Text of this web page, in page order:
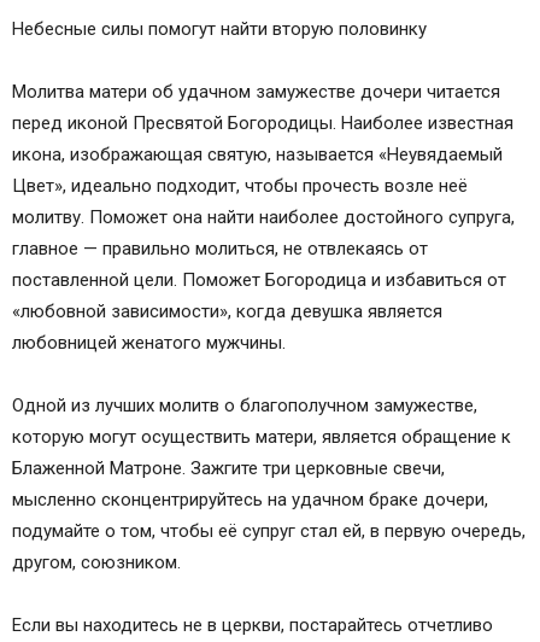
О СУПРУЖЕСТВЕ И ПОХОТИ
Молитва девицы о замужестве
Молитва о хороших женихах святой
Параскеве-Пятнице
Радость по поводу хороших вестей о
фессалоникийцах и молитва Павла
Желайте хороших детей!
25. И сказал Иосиф фараону: сон фараонов
один: что Бог сделает, то Он возвестил
и семь колосьев хороших, это семь лет: сон
один; 27. и семь коров тощих и худых,
вышедших после тех, это семь лет, также и
семь колосьев тощих и иссушенных
восточным ветром,
Молитва девицы о супружестве
Небесные силы помогут найти вторую половинку
Молитва матери об удачном замужестве дочери читается
перед иконой Пресвятой Богородицы. Наиболее известная
икона, изображающая святую, называется «Неувядаемый
Цвет», идеально подходит, чтобы прочесть возле неё
молитву. Поможет она найти наиболее достойного супруга,
главное — правильно молиться, не отвлекаясь от
поставленной цели. Поможет Богородица и избавиться от
«любовной зависимости», когда девушка является
любовницей женатого мужчины.
Одной из лучших молитв о благополучном замужестве,
которую могут осуществить матери, является обращение к
Блаженной Матроне. Зажгите три церковные свечи,
мысленно сконцентрируйтесь на удачном браке дочери,
подумайте о том, чтобы её супруг стал ей, в первую очередь,
другом, союзником.
Если вы находитесь не в церкви, постарайтесь отчетливо